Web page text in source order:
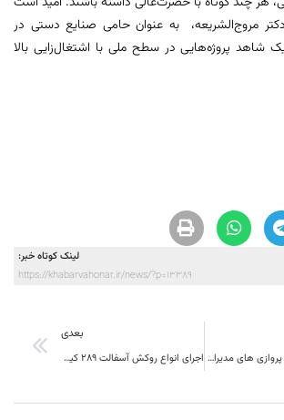
مروج‌الشریعه، به عنوان حامی صنایع دستی در
شاهد پروژه‌هایی در سطح ملی با اشتغال‌زایی بالا
لینک کوتاه خبر:
https://khabarvahonar.ir/news/?p=13389
بیرجند شهر بلند پروازی های مدیران تازه منصوب شده غیر بومی و بومی
بعدی
اجرای انواع روکش آسفالت ۲۸۹ کیلومتر از راه های استحفاظی خراسان جنوبی طی ۸ ماهه سال جاری